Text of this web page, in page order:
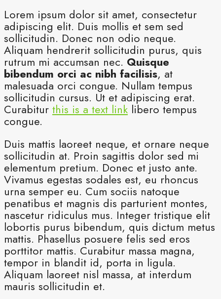
Lorem ipsum dolor sit amet, consectetur
adipiscing elit. Duis mollis et sem sed
sollicitudin. Donec non odio neque.
Aliquam hendrerit sollicitudin purus, quis
rutrum mi accumsan nec. Quisque
bibendum orci ac nibh facilisis, at
malesuada orci congue. Nullam tempus
sollicitudin cursus. Ut et adipiscing erat.
Curabitur this is a text link libero tempus
congue.
Duis mattis laoreet neque, et ornare neque
sollicitudin at. Proin sagittis dolor sed mi
elementum pretium. Donec et justo ante.
Vivamus egestas sodales est, eu rhoncus
urna semper eu. Cum sociis natoque
penatibus et magnis dis parturient montes,
nascetur ridiculus mus. Integer tristique elit
lobortis purus bibendum, quis dictum metus
mattis. Phasellus posuere felis sed eros
porttitor mattis. Curabitur massa magna,
tempor in blandit id, porta in ligula.
Aliquam laoreet nisl massa, at interdum
mauris sollicitudin et.